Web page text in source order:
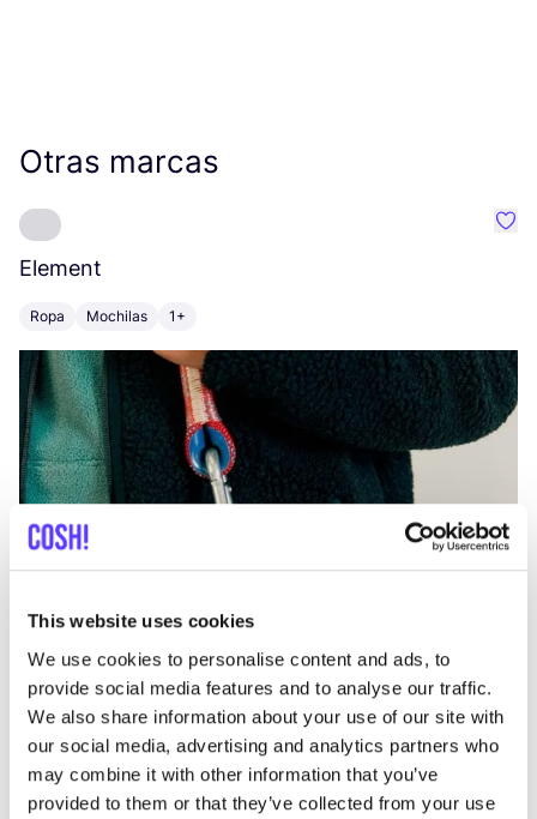
This website uses cookies
We use cookies to personalise content and ads, to
provide social media features and to analyse our traffic.
We also share information about your use of our site with
our social media, advertising and analytics partners who
may combine it with other information that you’ve
provided to them or that they’ve collected from your use
Otras marcas
Element
Ropa Mochilas 1+